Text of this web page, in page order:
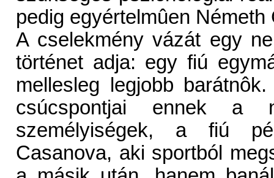
pedig egyértelmûen
A cselekmény vázát egy
történet adja: egy fiú
mellesleg legjobb
csúcspontjai ennek a
személyiségek, a fiú
Casanova, aki sportból